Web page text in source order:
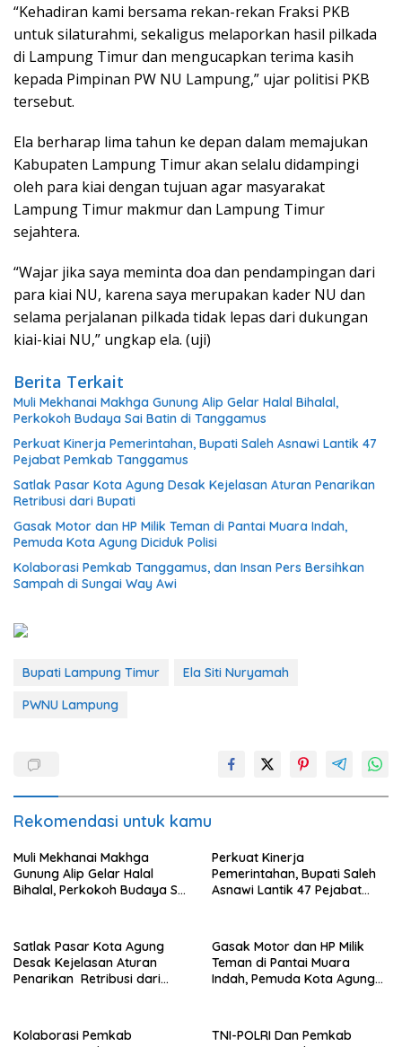
“Kehadiran kami bersama rekan-rekan Fraksi PKB
untuk silaturahmi, sekaligus melaporkan hasil pilkada
di Lampung Timur dan mengucapkan terima kasih
kepada Pimpinan PW NU Lampung,” ujar politisi PKB
tersebut.
Ela berharap lima tahun ke depan dalam memajukan
Kabupaten Lampung Timur akan selalu didampingi
oleh para kiai dengan tujuan agar masyarakat
Lampung Timur makmur dan Lampung Timur
sejahtera.
“Wajar jika saya meminta doa dan pendampingan dari
para kiai NU, karena saya merupakan kader NU dan
selama perjalanan pilkada tidak lepas dari dukungan
kiai-kiai NU,” ungkap ela. (uji)
Berita Terkait
Muli Mekhanai Makhga Gunung Alip Gelar Halal Bihalal,
Perkokoh Budaya Sai Batin di Tanggamus
Perkuat Kinerja Pemerintahan, Bupati Saleh Asnawi Lantik 47
Pejabat Pemkab Tanggamus
Satlak Pasar Kota Agung Desak Kejelasan Aturan Penarikan
Retribusi dari Bupati
Gasak Motor dan HP Milik Teman di Pantai Muara Indah,
Pemuda Kota Agung Diciduk Polisi
Kolaborasi Pemkab Tanggamus, dan Insan Pers Bersihkan
Sampah di Sungai Way Awi
Bupati Lampung Timur
Ela Siti Nuryamah
PWNU Lampung
Rekomendasi untuk kamu
Muli Mekhanai Makhga
Gunung Alip Gelar Halal
Bihalal, Perkokoh Budaya Sai
Perkuat Kinerja
Pemerintahan, Bupati Saleh
Asnawi Lantik 47 Pejabat
Satlak Pasar Kota Agung
Desak Kejelasan Aturan
Penarikan Retribusi dari
Gasak Motor dan HP Milik
Teman di Pantai Muara
Indah, Pemuda Kota Agung
Kolaborasi Pemkab
TNI-POLRI Dan Pemkab